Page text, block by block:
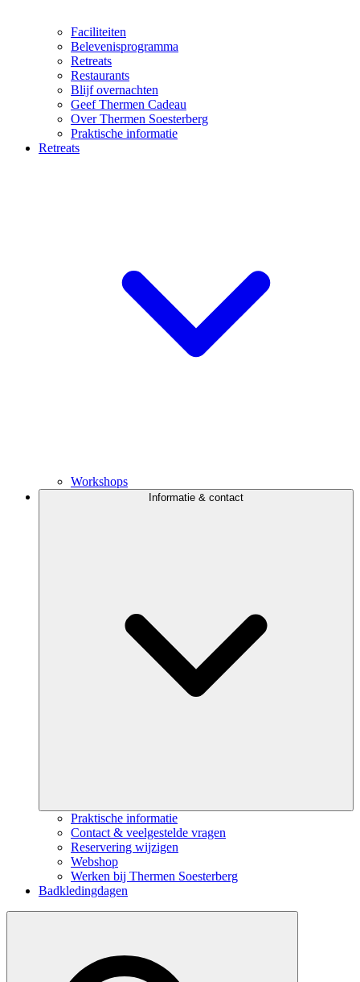
Faciliteiten
Belevenisprogramma
Retreats
Restaurants
Blijf overnachten
Geef Thermen Cadeau
Over Thermen Soesterberg
Praktische informatie
Retreats
Workshops
Informatie & contact
Praktische informatie
Contact & veelgestelde vragen
Reservering wijzigen
Webshop
Werken bij Thermen Soesterberg
Badkledingdagen